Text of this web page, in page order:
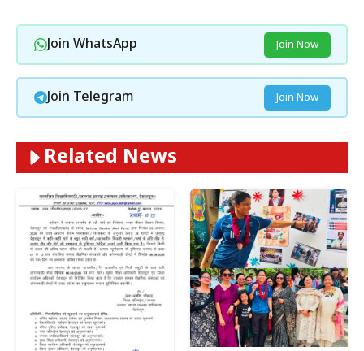
Join WhatsApp Join Now
Join Telegram Join Now
Related News